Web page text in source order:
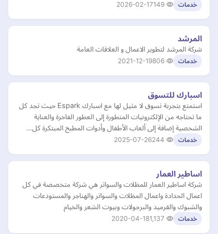
خدمات 2026-02-17
المرشد
شركة المرشد لتطوير الاعمال و العلاقات العامة
خدمات 2021-12-19
اسبارك للتسوق
استمتع بتجربة تسوق لا مثيل لها مع اسبارك Espark حيث تجد كل
ما تحتاجه من الإلكترونيات المتطورة إلى العطور الفاخرة والعناية
الشخصية إضافة إلى ألعاب الأطفال وأدوات المطبخ المبتكرة كل…
خدمات 2025-07-26
اساطير العمار
شركة اساطير العمار للمظلات والسواتر هي شركة متخصصة في كل
اعمال الحدادة واعمال المظلات والسواتر والهناجر والمستودعات
والشبوك والقرميد والبرجولات وبيوت الشعر والخيام
خدمات 2020-04-18